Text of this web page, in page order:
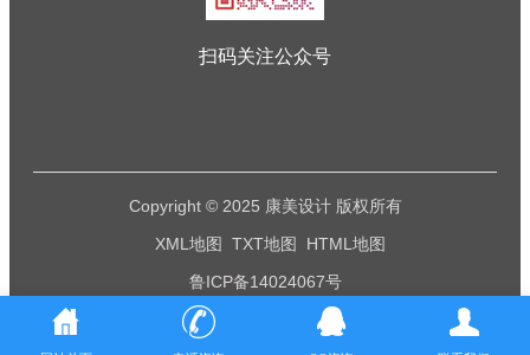
扫码关注公众号
Copyright © 2025 康美设计 版权所有
XML地图
TXT地图
HTML地图
鲁ICP备14024067号